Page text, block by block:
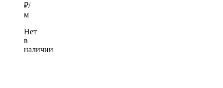
₽/
м
Нет
в
наличии